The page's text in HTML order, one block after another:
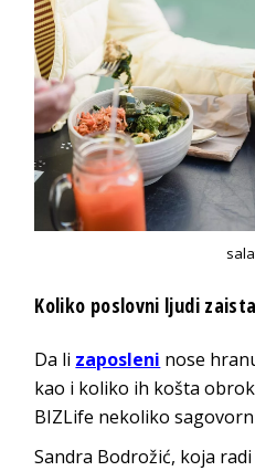
Koliko poslovni ljudi
Da li zaposleni nose
kao i koliko ih košta
BIZLife nekoliko
Sandra Bodrožić, koja